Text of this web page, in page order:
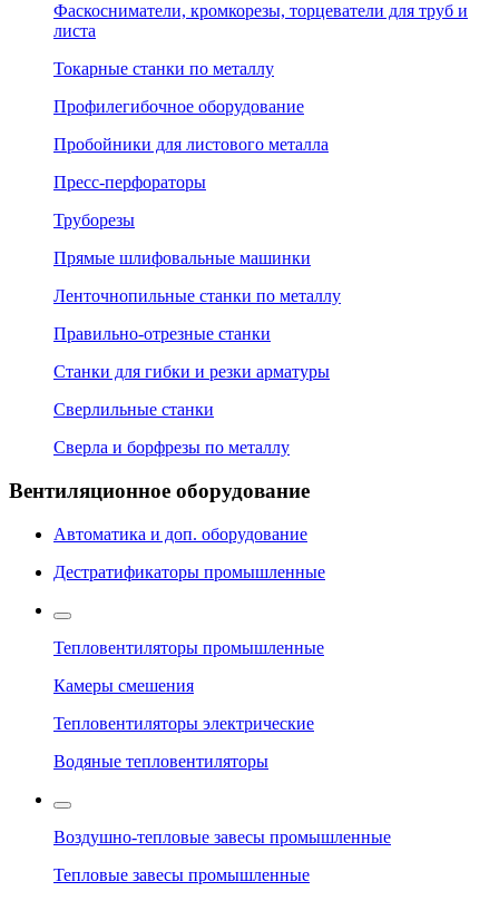
Фаскосниматели, кромкорезы, торцеватели для труб и
листа
Токарные станки по металлу
Профилегибочное оборудование
Пробойники для листового металла
Пресс-перфораторы
Труборезы
Прямые шлифовальные машинки
Ленточнопильные станки по металлу
Правильно-отрезные станки
Станки для гибки и резки арматуры
Сверлильные станки
Сверла и борфрезы по металлу
Вентиляционное оборудование
Автоматика и доп. оборудование
Дестратификаторы промышленные
Тепловентиляторы промышленные
Камеры смешения
Тепловентиляторы электрические
Водяные тепловентиляторы
Воздушно-тепловые завесы промышленные
Тепловые завесы промышленные